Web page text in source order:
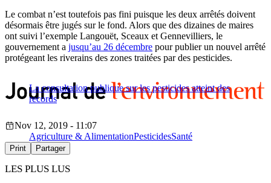
Le combat n’est toutefois pas fini puisque les deux arrêtés doivent
désormais être jugés sur le fond. Alors que des dizaines de maires
ont suivi l’exemple Langouët, Sceaux et Gennevilliers, le
gouvernement a jusqu’au 26 décembre pour publier un nouvel arrêté
protégeant les riverains des zones traitées par des pesticides.
La consultation publique sur les pesticides atteint des
records
Nov 12, 2019 - 11:07
Agriculture & AlimentationPesticidesSanté
Print Partager
LES PLUS LUS